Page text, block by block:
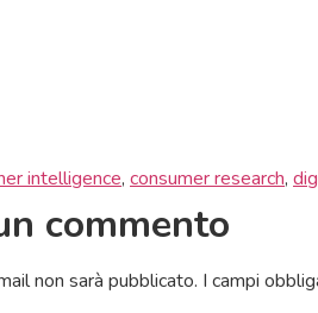
intelligence, consumer research,
commento
non sarà pubblicato. I campi